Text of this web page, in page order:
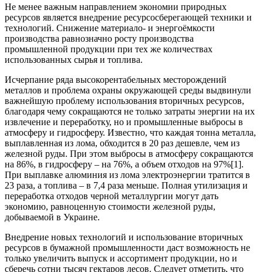
Не менее важным направлением экономии природных
ресурсов является внедрение ресурсосберегающей техники и
технологий. Снижение материало- и энергоёмкости
производства равнозначно росту производства
промышленной продукции при тех же количествах
использованных сырья и топлива.
Исчерпание ряда высокорентабельных месторождений
металлов и проблема охраны окружающей среды выдвинули
важнейшую проблему использования вторичных ресурсов,
благодаря чему сокращаются не только затраты энергии на их
извлечение и переработку, но и промышленные выбросы в
атмосферу и гидросферу. Известно, что каждая тонна металла,
выплавленная из лома, обходится в 20 раз дешевле, чем из
железной руды. При этом выбросы в атмосферу сокращаются
на 86%, в гидросферу – на 76%, а объем отходов на 97%[1].
При выплавке алюминия из лома электроэнергии тратится в
23 раза, а топлива – в 7,4 раза меньше. Полная утилизация и
переработка отходов черной металлургии могут дать
экономию, равноценную стоимости железной руды,
добываемой в Украине.
Внедрение новых технологий и использование вторичных
ресурсов в бумажной промышленности даст возможность не
только увеличить выпуск и ассортимент продукции, но и
сберечь сотни тысяч гектаров лесов. Следует отметить, что